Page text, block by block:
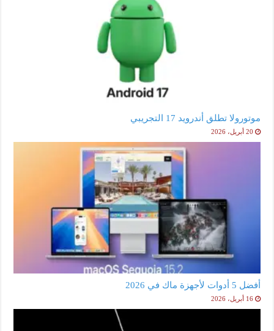
موتورولا تطلق أندرويد 17 التجريبي
20 أبريل، 2026
أفضل 5 أدوات لأجهزة ماك في 2026
16 أبريل، 2026